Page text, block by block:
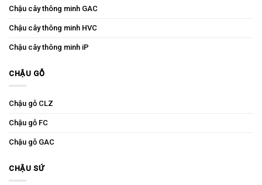
Chậu cây thông minh GAC
Chậu cây thông minh HVC
Chậu cây thông minh iP
CHẬU GỖ
Chậu gỗ CLZ
Chậu gỗ FC
Chậu gỗ GAC
CHẬU SỨ